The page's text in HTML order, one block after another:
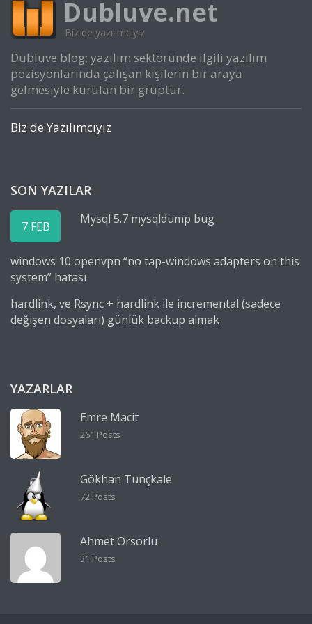
Dubluve.net
Biz de yazılımcıyız
Dubluve blog; yazılım sektöründe ilgili yazılım
pozisyonlarında çalışan kişilerin bir araya
gelmesiyle kurulan bir gruptur.
Biz de Yazılımcıyız
SON YAZILAR
7 FEB Mysql 5.7 mysqldump bug
windows 10 openvpn “no tap-windows adapters on this
system” hatası
hardlink, ve Rsync + hardlink ile incremental (sadece
değişen dosyaları) günlük backup almak
YAZARLAR
Emre Macit
261 Posts
Gökhan Tunçkale
72 Posts
Ahmet Orsorlu
31 Posts